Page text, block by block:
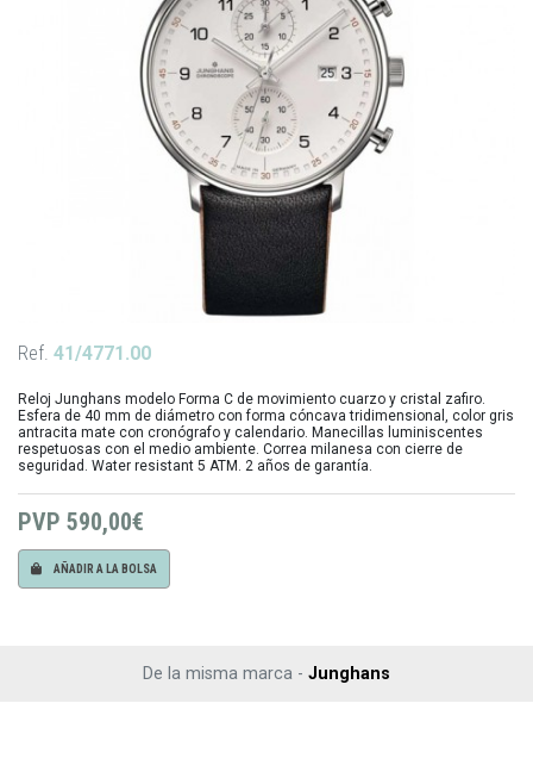
Ref. 41/4771.00
Reloj Junghans modelo Forma C de movimiento cuarzo y cristal zafiro.
Esfera de 40 mm de diámetro con forma cóncava tridimensional, color gris
antracita mate con cronógrafo y calendario. Manecillas luminiscentes
respetuosas con el medio ambiente. Correa milanesa con cierre de
seguridad. Water resistant 5 ATM. 2 años de garantía.
PVP 590,00€
AÑADIR A LA BOLSA
De la misma marca - Junghans